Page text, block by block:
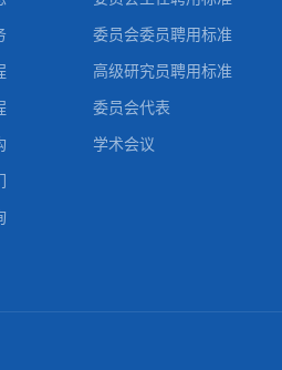
委员会委员聘用标准
高级研究员聘用标准
委员会代表
学术会议